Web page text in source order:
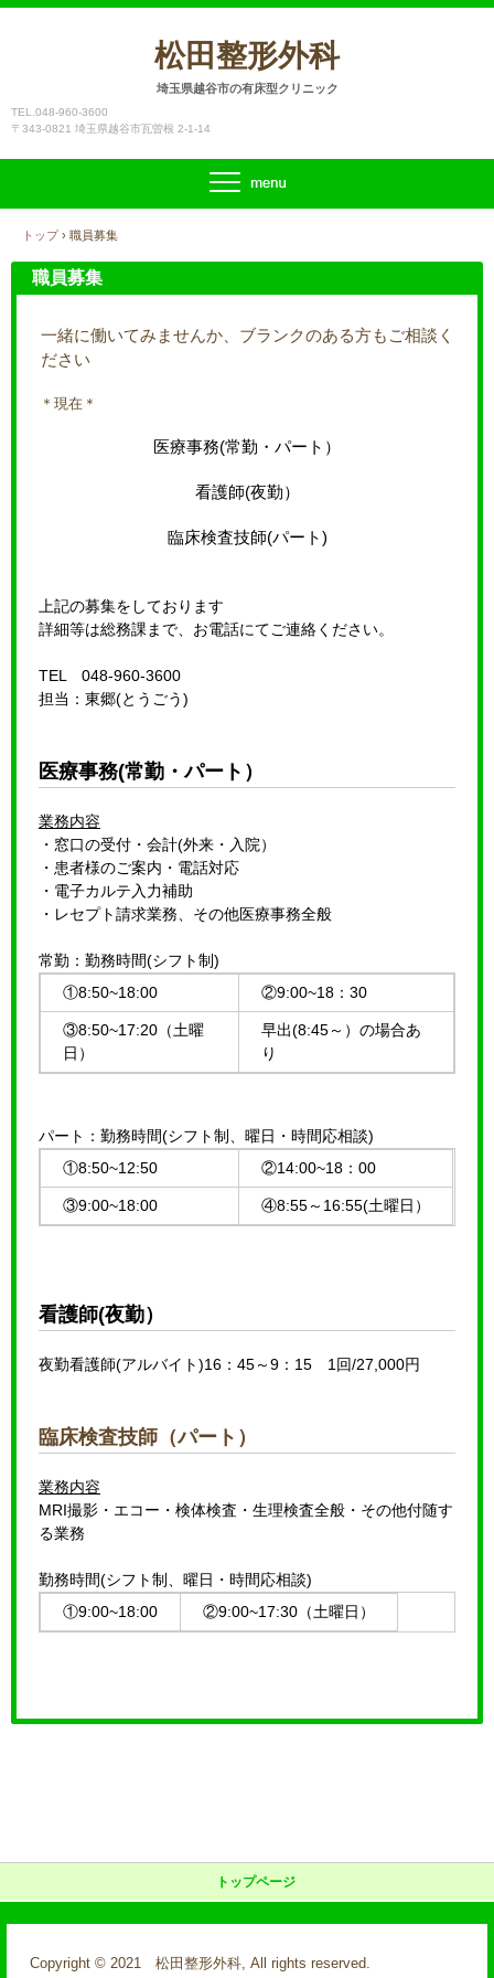
松田整形外科
埼玉県越谷市の有床型クリニック
TEL.048-960-3600
〒343-0821 埼玉県越谷市瓦曽根 2-1-14
トップ › 職員募集
職員募集
一緒に働いてみませんか、ブランクのある方もご相談く
ださい
＊現在＊
医療事務(常勤・パート）
看護師(夜勤）
臨床検査技師(パート)
上記の募集をしております
詳細等は総務課まで、お電話にてご連絡ください。
TEL 048-960-3600
担当：東郷(とうごう)
医療事務(常勤・パート）
業務内容
・窓口の受付・会計(外来・入院）
・患者様のご案内・電話対応
・電子カルテ入力補助
・レセプト請求業務、その他医療事務全般
常勤：勤務時間(シフト制)
①8:50~18:00
②9:00~18：30
③8:50~17:20（土曜
日）
早出(8:45～）の場合あ
り
パート：勤務時間(シフト制、曜日・時間応相談)
①8:50~12:50
②14:00~18：00
③9:00~18:00 ④8:55～16:55(土曜日）
看護師(夜勤）
夜勤看護師(アルバイト)16：45～9：15 1回/27,000円
臨床検査技師（パート）
業務内容
MRI撮影・エコー・検体検査・生理検査全般・その他付随す
る業務
勤務時間(シフト制、曜日・時間応相談)
①9:00~18:00
②9:00~17:30（土曜日）
トップページ
Copyright © 2021 松田整形外科, All rights reserved.